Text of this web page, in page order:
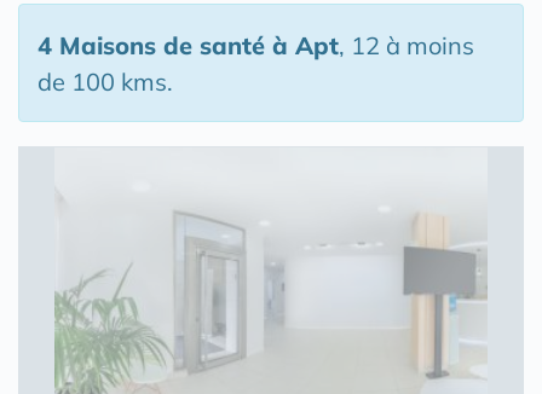
4 Maisons de santé à Apt, 12 à moins
de 100 kms.